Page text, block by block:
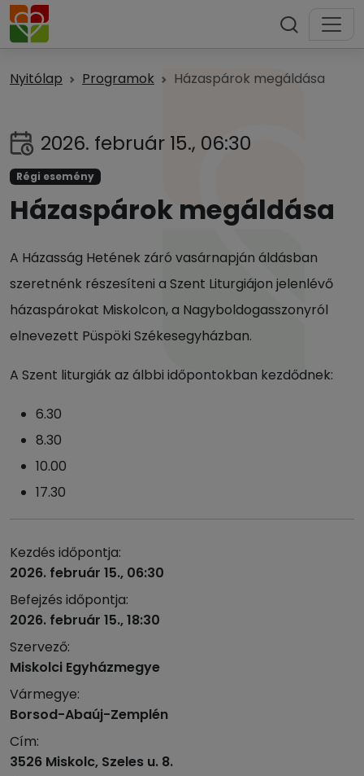
Nyitólap Programok Házaspárok megáldása
2026. február 15., 06:30
Régi esemény
Házaspárok megáldása
A Házasság Hetének záró vasárnapján áldásban
szeretnénk részesíteni a Szent Liturgiájon jelenlévő
házaspárokat Miskolcon, a Nagyboldogasszonyról
elnevezett Püspöki Székesegyházban.
A Szent liturgiák az álbbi időpontokban kezdődnek:
6.30
8.30
10.00
17.30
Kezdés időpontja:
2026. február 15., 06:30
Befejzés időpontja:
2026. február 15., 18:30
Szervező:
Miskolci Egyházmegye
Vármegye:
Borsod-Abaúj-Zemplén
Cím:
3526 Miskolc, Szeles u. 8.